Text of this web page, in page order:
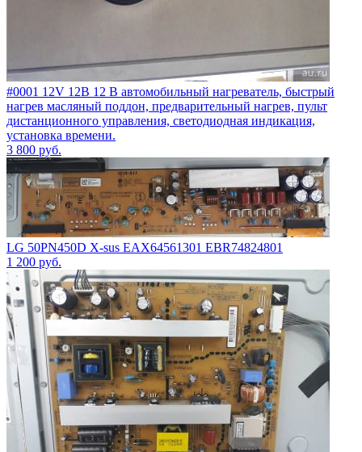
#0001 12V 12В 12 В автомобильный нагреватель, быстрый
нагрев масляный поддон, предварительный нагрев, пульт
дистанционного управления, светодиодная индикация,
установка времени.
3 800 руб.
LG 50PN450D X-sus EAX64561301 EBR74824801
1 200 руб.